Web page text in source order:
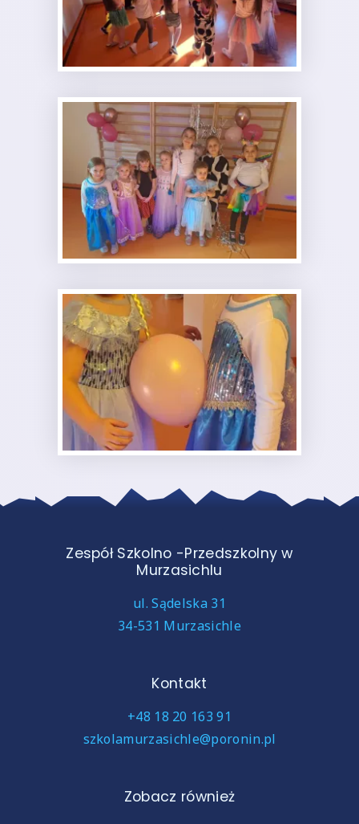
Zespół Szkolno -Przedszkolny w
Murzasichlu
ul. Sądelska 31
34-531 Murzasichle
Kontakt
+48 18 20 163 91
szkolamurzasichle@poronin.pl
Zobacz również